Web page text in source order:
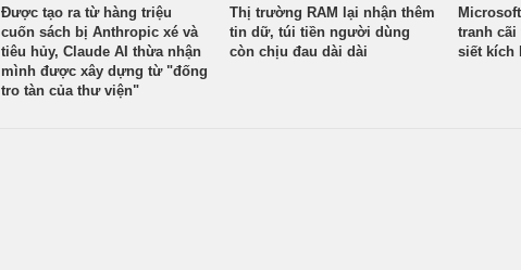
Được tạo ra từ hàng triệu
cuốn sách bị Anthropic xé và
tiêu hủy, Claude AI thừa nhận
mình được xây dựng từ "đống
tro tàn của thư viện"
Thị trường RAM lại nhận thêm
tin dữ, túi tiền người dùng
còn chịu đau dài dài
tranh cãi
siết kích